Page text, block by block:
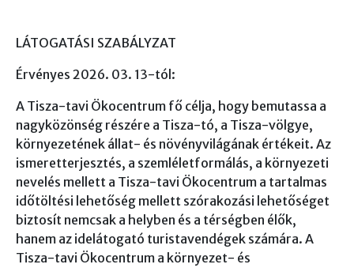
LÁTOGATÁSI SZABÁLYZAT
Érvényes 2026. 03. 13-tól:
A Tisza-tavi Ökocentrum fő célja, hogy bemutassa a
nagyközönség részére a Tisza-tó, a Tisza-völgye,
környezetének állat- és növényvilágának értékeit. Az
ismeretterjesztés, a szemléletformálás, a környezeti
nevelés mellett a Tisza-tavi Ökocentrum a tartalmas
időtöltési lehetőség mellett szórakozási lehetőséget
biztosít nemcsak a helyben és a térségben élők,
hanem az idelátogató turistavendégek számára. A
Tisza-tavi Ökocentrum a környezet- és